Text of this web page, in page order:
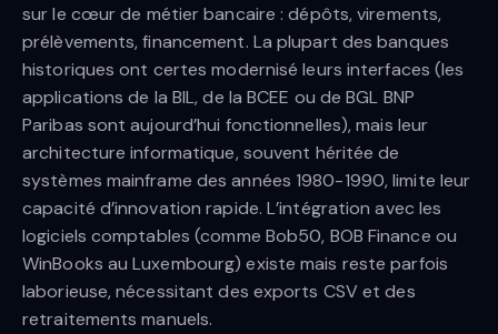
sur le cœur de métier bancaire : dépôts, virements,
prélèvements, financement. La plupart des banques
historiques ont certes modernisé leurs interfaces (les
applications de la BIL, de la BCEE ou de BGL BNP
Paribas sont aujourd’hui fonctionnelles), mais leur
architecture informatique, souvent héritée de
systèmes mainframe des années 1980-1990, limite leur
capacité d’innovation rapide. L’intégration avec les
logiciels comptables (comme Bob50, BOB Finance ou
WinBooks au Luxembourg) existe mais reste parfois
laborieuse, nécessitant des exports CSV et des
retraitements manuels.